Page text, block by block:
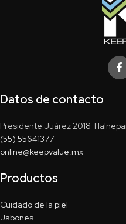
Datos de contacto
Presidente Juárez 2018
(55) 55641377
online@keepvalue.mx
Productos
Cuidado de la piel
Jabones